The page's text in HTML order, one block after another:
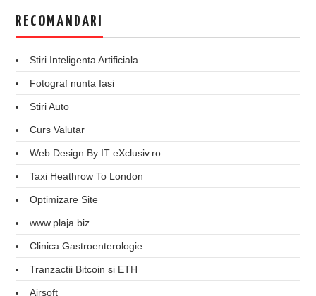
RECOMANDARI
Stiri Inteligenta Artificiala
Fotograf nunta Iasi
Stiri Auto
Curs Valutar
Web Design By IT eXclusiv.ro
Taxi Heathrow To London
Optimizare Site
www.plaja.biz
Clinica Gastroenterologie
Tranzactii Bitcoin si ETH
Airsoft